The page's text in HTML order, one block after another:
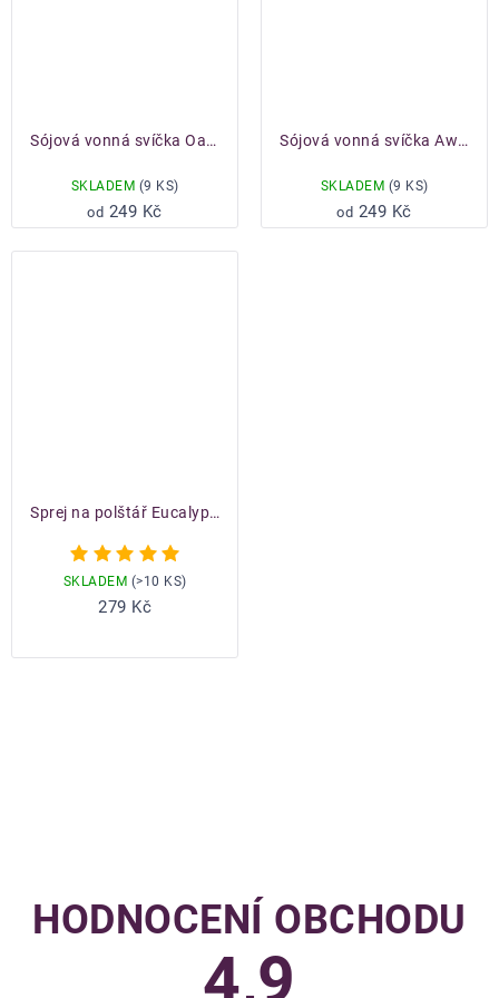
Sójová vonná svíčka Oasis
SKLADEM (9 KS)
od 249 Kč
Sójová vonná svíčka Awake
SKLADEM (9 KS)
od 249 Kč
Sprej na polštář Eucalyptus & Geranium
Průměrné
hodnocení
produktu
z
SKLADEM (>10 KS)
279 Kč
Do košíku
HODNOCENÍ OBCHODU
4,9